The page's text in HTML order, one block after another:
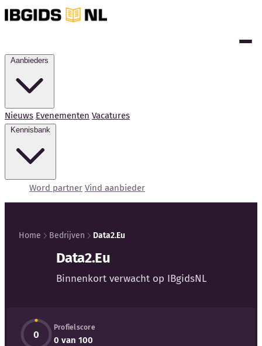
Nieuws Evenementen Vacatures
Word partner Vind aanbieder
Externe bronnen
Home Bedrijven Data2.Eu
Data2.Eu
Binnenkort verwacht op IBgidsNL
0
Profielscore
0 van 100